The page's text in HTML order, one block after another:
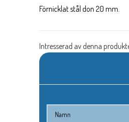
Förnicklat stål don 20 mm.
Intresserad av denna